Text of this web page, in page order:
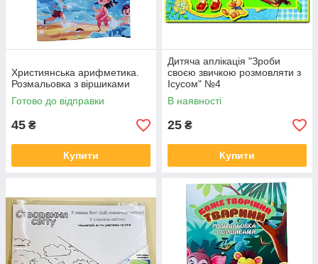
Християнська арифметика.
Розмальовка з віршиками
Готово до відправки
45 ₴
Купити
Дитяча аплікація "Зроби
своєю звичкою розмовляти з
Ісусом" №4
В наявності
25 ₴
Купити